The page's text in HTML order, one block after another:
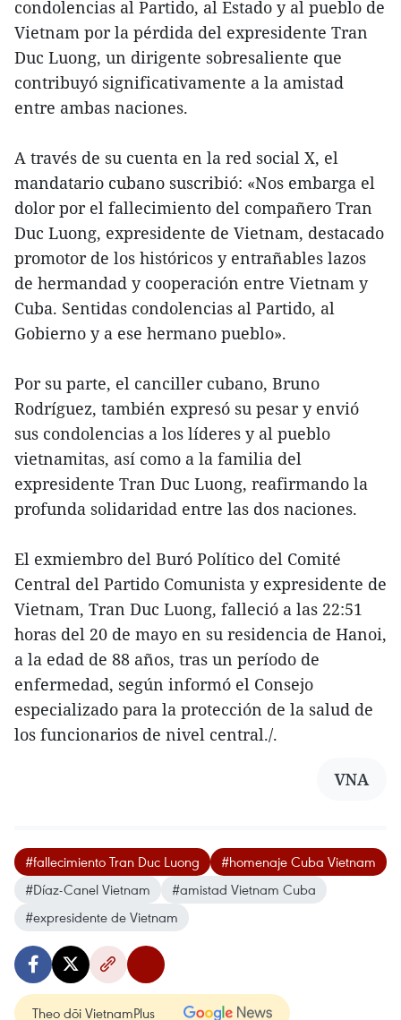
condolencias al Partido, al Estado y al pueblo de
Vietnam por la pérdida del expresidente Tran
Duc Luong, un dirigente sobresaliente que
contribuyó significativamente a la amistad
entre ambas naciones.
A través de su cuenta en la red social X, el
mandatario cubano suscribió: «Nos embarga el
dolor por el fallecimiento del compañero Tran
Duc Luong, expresidente de Vietnam, destacado
promotor de los históricos y entrañables lazos
de hermandad y cooperación entre Vietnam y
Cuba. Sentidas condolencias al Partido, al
Gobierno y a ese hermano pueblo».
Por su parte, el canciller cubano, Bruno
Rodríguez, también expresó su pesar y envió
sus condolencias a los líderes y al pueblo
vietnamitas, así como a la familia del
expresidente Tran Duc Luong, reafirmando la
profunda solidaridad entre las dos naciones.
El exmiembro del Buró Político del Comité
Central del Partido Comunista y expresidente de
Vietnam, Tran Duc Luong, falleció a las 22:51
horas del 20 de mayo en su residencia de Hanoi,
a la edad de 88 años, tras un período de
enfermedad, según informó el Consejo
especializado para la protección de la salud de
los funcionarios de nivel central./.
VNA
#fallecimiento Tran Duc Luong
#homenaje Cuba Vietnam
#Díaz-Canel Vietnam
#amistad Vietnam Cuba
#expresidente de Vietnam
Theo dõi VietnamPlus